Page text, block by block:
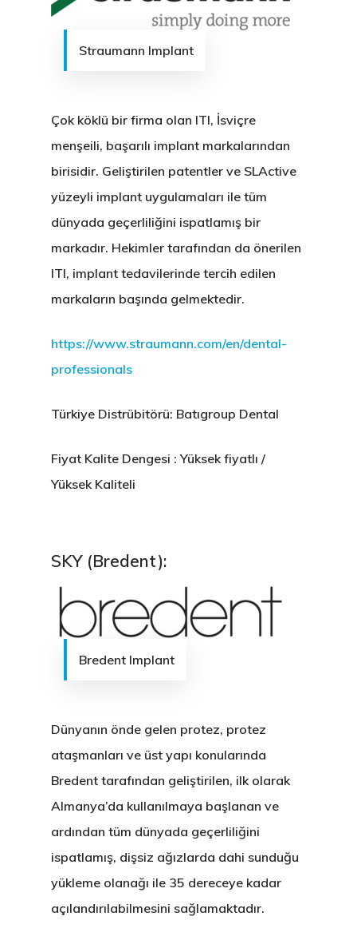
Straumann Implant
Çok köklü bir firma olan ITI, İsviçre
menşeili, başarılı implant markalarından
birisidir. Geliştirilen patentler ve SLActive
yüzeyli implant uygulamaları ile tüm
dünyada geçerliliğini ispatlamış bir
markadır. Hekimler tarafından da önerilen
ITI, implant tedavilerinde tercih edilen
markaların başında gelmektedir.
https://www.straumann.com/en/dental-
professionals
Türkiye Distrübitörü: Batıgroup Dental
Fiyat Kalite Dengesi : Yüksek fiyatlı /
Yüksek Kaliteli
SKY (Bredent):
Bredent Implant
Dünyanın önde gelen protez, protez
ataşmanları ve üst yapı konularında
Bredent tarafından geliştirilen, ilk olarak
Almanya’da kullanılmaya başlanan ve
ardından tüm dünyada geçerliliğini
ispatlamış, dişsiz ağızlarda dahi sunduğu
yükleme olanağı ile 35 dereceye kadar
açılandırılabilmesini sağlamaktadır.
Kurumsal Kimlik
Öneri & Şikayet
All On Four İmplant
Diş Çekimi (Cerrahi)
T.M.E. Çene Eklemi
Oral Diagnoz Ve
Diş Beyazlatma
Lamina Kaplama
Protez
BRANŞLAR
Kanal Tedavisi /
Çocuk Diş Hekimliği
(Pedodonti)
Sağlık Turizmi
WHATSAPP